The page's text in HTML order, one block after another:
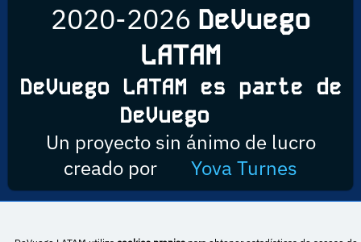
2020-2026 DeVuego
LATAM
DeVuego LATAM es parte de
DeVuego
Un proyecto sin ánimo de lucro
creado por
Yova Turnes
Esta obra está bajo una licencia de Creative Commons Reconocimiento-